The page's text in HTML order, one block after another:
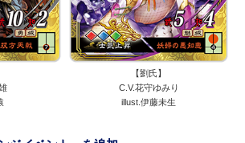
【劉氏】
C.V.花守ゆみり
illust.伊藤未生